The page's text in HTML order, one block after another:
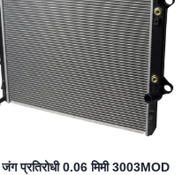
जंग प्रतिरोधी 0.06 मिमी 3003MOD